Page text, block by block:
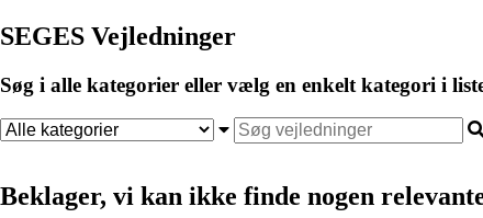
SEGES Vejledninger
Søg i alle kategorier eller vælg en enkelt kategori i
Beklager, vi kan ikke finde nogen